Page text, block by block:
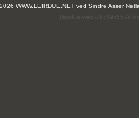
WWW.LEIRDUE.NET ved Sindre Asser
(leirdue-web-76c49c557b-